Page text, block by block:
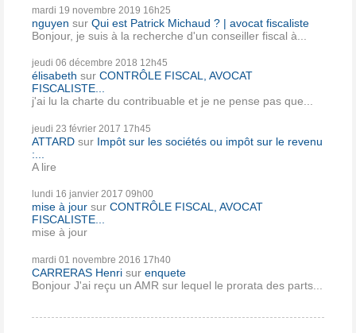
mardi 19 novembre 2019 16h25
nguyen sur Qui est Patrick Michaud ? | avocat fiscaliste
Bonjour, je suis à la recherche d'un conseiller fiscal à...
jeudi 06 décembre 2018 12h45
élisabeth sur CONTRÔLE FISCAL, AVOCAT
FISCALISTE...
j'ai lu la charte du contribuable et je ne pense pas que...
jeudi 23 février 2017 17h45
ATTARD sur Impôt sur les sociétés ou impôt sur le revenu
:...
A lire
lundi 16 janvier 2017 09h00
mise à jour sur CONTRÔLE FISCAL, AVOCAT
FISCALISTE...
mise à jour
mardi 01 novembre 2016 17h40
CARRERAS Henri sur enquete
Bonjour J'ai reçu un AMR sur lequel le prorata des parts...